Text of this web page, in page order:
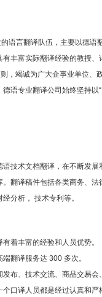
语言翻译队伍，主要以德语
丰富实际翻译经验的教授
，竭诚为广大企事业单位
语专业翻译公司始终坚持以
技术文档翻译，在不断发
翻译稿件包括各类商务、
分析， 技术专利等。
着丰富的经验和人员优势。
翻译服务达 300 多次。
布、技术交流、商品交易会
口译人员都是经过认真和严